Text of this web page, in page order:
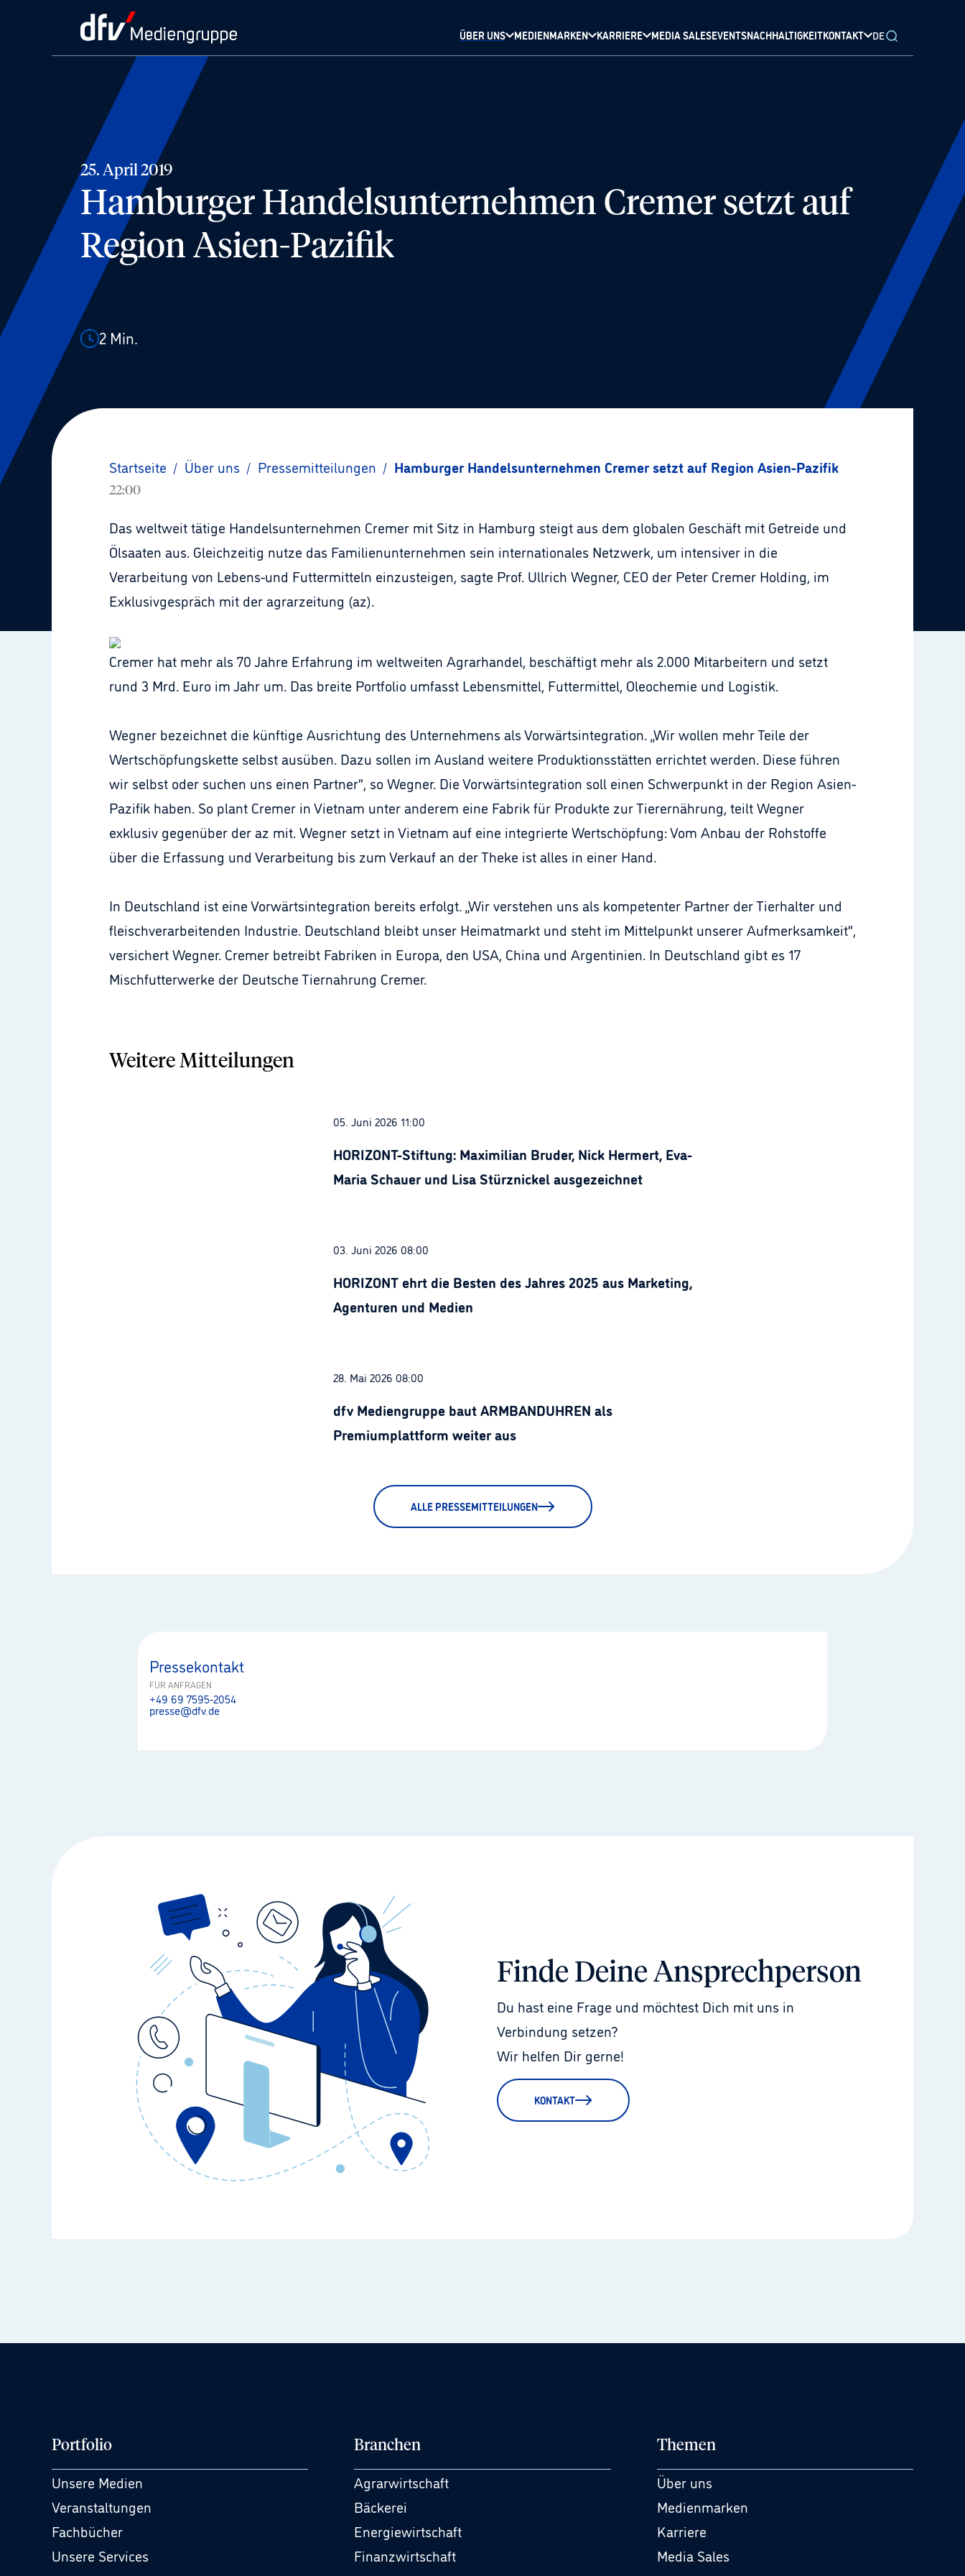
ÜBER UNS MEDIENMARKEN KARRIERE MEDIA SALESEVENTSNACHHALTIGKEITKONTAKT DE
25. April 2019
Hamburger Handelsunternehmen Cremer setzt auf
Region Asien-Pazifik
2 Min.
Startseite / Über uns / Pressemitteilungen / Hamburger Handelsunternehmen Cremer setzt auf Region Asien-Pazifik
22:00
Das weltweit tätige Handelsunternehmen Cremer mit Sitz in Hamburg steigt aus dem globalen Geschäft mit Getreide und
Ölsaaten aus. Gleichzeitig nutze das Familienunternehmen sein internationales Netzwerk, um intensiver in die
Verarbeitung von Lebens-und Futtermitteln einzusteigen, sagte Prof. Ullrich Wegner, CEO der Peter Cremer Holding, im
Exklusivgespräch mit der agrarzeitung (az).
Cremer hat mehr als 70 Jahre Erfahrung im weltweiten Agrarhandel, beschäftigt mehr als 2.000 Mitarbeitern und setzt
rund 3 Mrd. Euro im Jahr um. Das breite Portfolio umfasst Lebensmittel, Futtermittel, Oleochemie und Logistik.
Wegner bezeichnet die künftige Ausrichtung des Unternehmens als Vorwärtsintegration. „Wir wollen mehr Teile der
Wertschöpfungskette selbst ausüben. Dazu sollen im Ausland weitere Produktionsstätten errichtet werden. Diese führen
wir selbst oder suchen uns einen Partner“, so Wegner. Die Vorwärtsintegration soll einen Schwerpunkt in der Region Asien-
Pazifik haben. So plant Cremer in Vietnam unter anderem eine Fabrik für Produkte zur Tierernährung, teilt Wegner
exklusiv gegenüber der az mit. Wegner setzt in Vietnam auf eine integrierte Wertschöpfung: Vom Anbau der Rohstoffe
über die Erfassung und Verarbeitung bis zum Verkauf an der Theke ist alles in einer Hand.
In Deutschland ist eine Vorwärtsintegration bereits erfolgt. „Wir verstehen uns als kompetenter Partner der Tierhalter und
fleischverarbeitenden Industrie. Deutschland bleibt unser Heimatmarkt und steht im Mittelpunkt unserer Aufmerksamkeit“,
versichert Wegner. Cremer betreibt Fabriken in Europa, den USA, China und Argentinien. In Deutschland gibt es 17
Mischfutterwerke der Deutsche Tiernahrung Cremer.
Weitere Mitteilungen
05. Juni 2026 11:00
HORIZONT-Stiftung: Maximilian Bruder, Nick Hermert, Eva-
Maria Schauer und Lisa Stürznickel ausgezeichnet
03. Juni 2026 08:00
HORIZONT ehrt die Besten des Jahres 2025 aus Marketing,
Agenturen und Medien
28. Mai 2026 08:00
dfv Mediengruppe baut ARMBANDUHREN als
Premiumplattform weiter aus
ALLE PRESSEMITTEILUNGEN
Pressekontakt
FÜR ANFRAGEN
+49 69 7595-2054
presse@dfv.de
Finde Deine Ansprechperson
Du hast eine Frage und möchtest Dich mit uns in
Verbindung setzen?
Wir helfen Dir gerne!
KONTAKT
Portfolio
Unsere Medien
Veranstaltungen
Fachbücher
Unsere Services
Branchen
Agrarwirtschaft
Bäckerei
Energiewirtschaft
Finanzwirtschaft
Themen
Über uns
Medienmarken
Karriere
Media Sales